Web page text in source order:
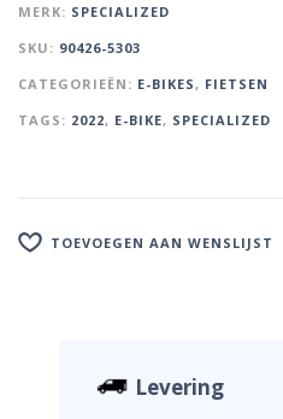
MERK: SPECIALIZED
SKU: 90426-5303
CATEGORIEËN: E-BIKES , FIETSEN
TAGS: 2022, E-BIKE, SPECIALIZED
TOEVOEGEN AAN WENSLIJST
Levering